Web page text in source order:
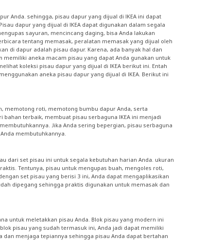
Anda. sehingga, pisau dapur yang dijual di IKEA ini dapat
dapur yang dijual di IKEA dapat digunakan dalam segala
sayuran, mencincang daging, bisa Anda lakukan
tentang memasak, peralatan memasak yang dijual oleh
di dapur adalah pisau dapur. Karena, ada banyak hal dan
aneka macam pisau yang dapat Anda gunakan untuk
koleksi pisau dapur yang dijual di IKEA berikut ini. Entah
aneka pisau dapur yang dijual di IKEA. Berikut ini
memotong roti, memotong bumbu dapur Anda, serta
terbaik, membuat pisau serbaguna IKEA ini menjadi
Jika Anda sering bepergian, pisau serbaguna
membutuhkannya.
dari set pisau ini untuk segala kebutuhan harian Anda. ukuran
Tentunya, pisau untuk mengupas buah, mengoles roti,
set pisau yang berisi 3 ini, Anda dapat mengaplikasikan
dipegang sehingga praktis digunakan untuk memasak dan
untuk meletakkan pisau Anda. Blok pisau yang modern ini
pisau yang sudah termasuk ini, Anda jadi dapat memiliki
dan menjaga tepiannya sehingga pisau Anda dapat bertahan